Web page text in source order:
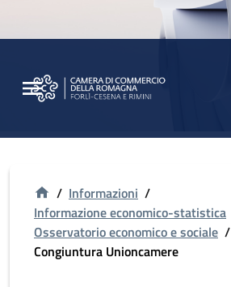
/ Informazioni /
Informazione economico-statistica
Osservatorio economico e sociale /
Congiuntura Unioncamere